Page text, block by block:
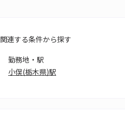
関連する条件から探す
勤務地・駅
小俣(栃木県)駅